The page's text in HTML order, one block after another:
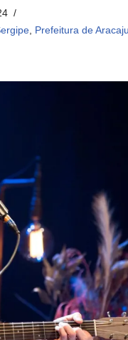
Prefeitura de Aracaju